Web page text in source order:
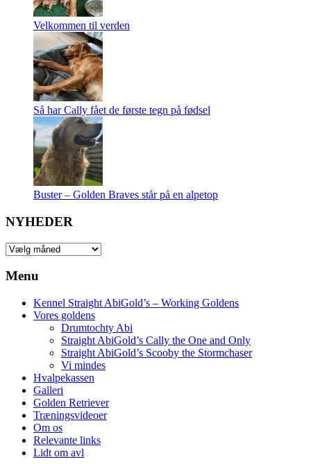
Velkommen til verden
Så har Cally fået de første tegn på fødsel
Buster – Golden Braves står på en alpetop
NYHEDER
NYHEDER
Menu
Kennel Straight AbiGold’s – Working Goldens
Vores goldens
Drumtochty Abi
Straight AbiGold’s Cally the One and Only
Straight AbiGold’s Scooby the Stormchaser
Vi mindes
Hvalpekassen
Galleri
Golden Retriever
Træningsvideoer
Om os
Relevante links
Lidt om avl